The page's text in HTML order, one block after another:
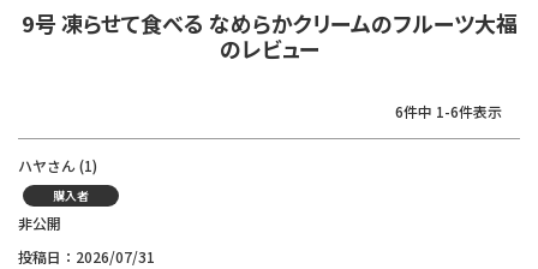
9号 凍らせて食べる なめらかクリームのフルーツ大福
のレビュー
6件中 1-6件表示
ハヤ 1
購入者
非公開
投稿日
2026/07/31